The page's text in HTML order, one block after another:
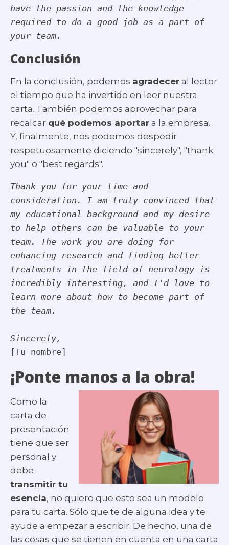
have the passion and the knowledge
required to do a good job as a part of
your team.
Conclusión
En la conclusión, podemos agradecer al lector
el tiempo que ha invertido en leer nuestra
carta. También podemos aprovechar para
recalcar qué podemos aportar a la empresa.
Y, finalmente, nos podemos despedir
respetuosamente diciendo "sincerely", "thank
you" o "best regards".
Thank you for your time and
consideration. I am truly convinced that
my educational background and my desire
to help others can be valuable to your
team. The work you are doing for
enhancing research and finding better
treatments in the field of neurology is
incredibly interesting, and I'd love to
learn more about how to become part of
the team.
[Tu nombre]
¡Ponte manos a la obra!
Como la
carta de
presentación
tiene que ser
personal y
debe
transmitir tu
esencia, no quiero que esto sea un modelo
para tu carta. Sólo que te de alguna idea y te
ayude a empezar a escribir. De hecho, una de
las cosas que se tienen en cuenta en una carta